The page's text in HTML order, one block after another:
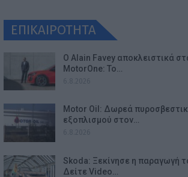
ΕΠΙΚΑΙΡΟΤΗΤΑ
Ο Alain Favey αποκλειστικά
MotorOne: Το…
Motor Oil: Δωρεά
εξοπλισμού στον…
Skoda: Ξεκίνησε η παραγωγή
Δείτε Video…